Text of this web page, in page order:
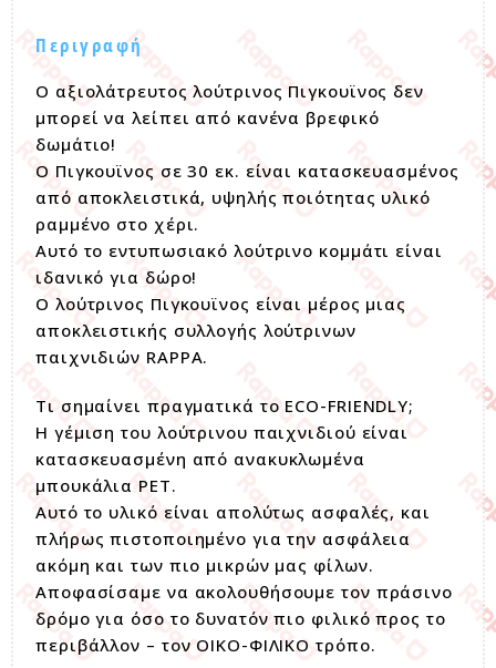
Περιγραφή
Ο αξιολάτρευτος λούτρινος Πιγκουϊνος δεν
μπορεί να λείπει από κανένα βρεφικό
δωμάτιο!
Ο Πιγκουϊνος σε 30 εκ. είναι κατασκευασμένος
από αποκλειστικά, υψηλής ποιότητας υλικό
ραμμένο στο χέρι.
Αυτό το εντυπωσιακό λούτρινο κομμάτι είναι
ιδανικό για δώρο!
Ο λούτρινος Πιγκουϊνος είναι μέρος μιας
αποκλειστικής συλλογής λούτρινων
παιχνιδιών RAPPA.
Τι σημαίνει πραγματικά το ECO-FRIENDLY;
Η γέμιση του λούτρινου παιχνιδιού είναι
κατασκευασμένη από ανακυκλωμένα
μπουκάλια PET.
Αυτό το υλικό είναι απολύτως ασφαλές, και
πλήρως πιστοποιημένο για την ασφάλεια
ακόμη και των πιο μικρών μας φίλων.
Αποφασίσαμε να ακολουθήσουμε τον πράσινο
δρόμο για όσο το δυνατόν πιο φιλικό προς το
περιβάλλον – τον ΟΙΚΟ-ΦΙΛΙΚΟ τρόπο.